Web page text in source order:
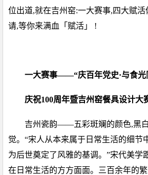
位出道,就在吉州窑:一大赛事,四大赋
请,等你来满血「赋活」 !
一大赛事——“庆百年党史·与食光
庆祝100周年暨吉州窑餐具设计大
吉州瓷韵——五彩斑斓的颜色,黑
觉。“宋人从本来属于日常生活的细节
为后世奠定了风雅的基调。”宋代美学
在日常生活的方方面面。三百余年的